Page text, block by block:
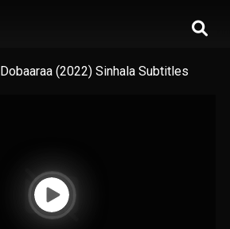
Dobaaraa (2022) Sinhala Subtitles